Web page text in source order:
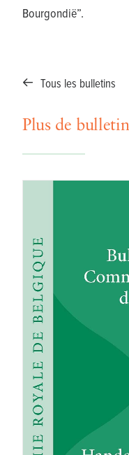
Bourgondië”.
Tous les bulletins
Plus de